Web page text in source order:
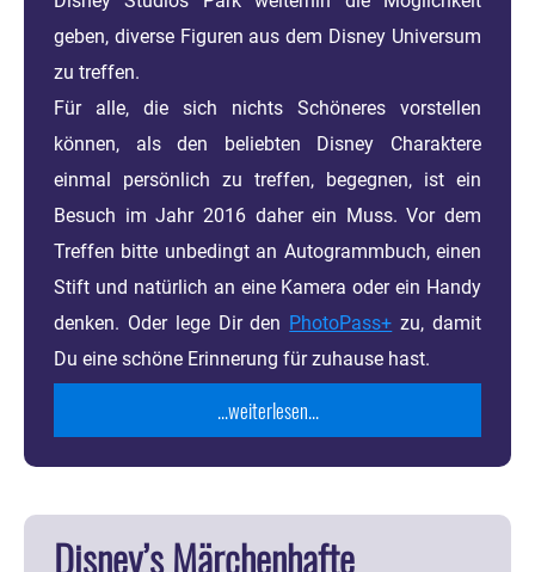
geben, diverse Figuren aus dem Disney Universum
zu treffen.
Für alle, die sich nichts Schöneres vorstellen
können, als den beliebten Disney Charaktere
einmal persönlich zu treffen, begegnen, ist ein
Besuch im Jahr 2016 daher ein Muss. Vor dem
Treffen bitte unbedingt an Autogrammbuch, einen
Stift und natürlich an eine Kamera oder ein Handy
denken. Oder lege Dir den PhotoPass+ zu, damit
Du eine schöne Erinnerung für zuhause hast.
...weiterlesen...
Disney’s Märchenhafte